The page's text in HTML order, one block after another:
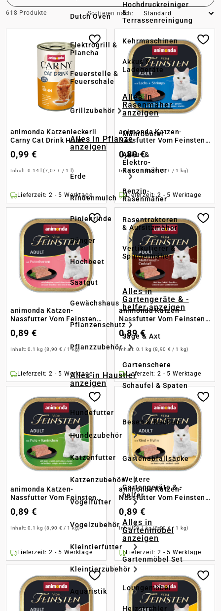
Dutch Oven
Elektrogrill &
Plancha
Feuerstelle &
Feuerschale
Grillzubehör
Alles in Pflanze
anzeigen
Erde
Rindenmulch
Pinienrinde
Dünger
Hochbeet
Saatgut
Gewächshaus
Pflanzenschutz
Pflanzzubehör
Alles in Haustier
anzeigen
Hundefutter
Hundezubehör
Katzenfutter
Katzenzubehör
Vogelfutter
Vogelzubehör
Kleintierfutter
Kleintierzubehör
Aquaristik
Hochdruckreiniger
&
Terrassenreinigung
Kehrmaschinen
Akkus &
Ladegeräte
Alles in
Rasenmäher
anzeigen
Mähroboter
Akku- &
Elektro-
Rasenmäher
Benzin-
Rasenmäher
Rasentraktoren
& Aufsitzmäher
Vertikutierer &
Spindelmäher
Alles in
Gartengeräte & -
helfer anzeigen
Säge & Axt
Gartenschere
Schaufel & Spaten
Besen & Rechen
Gartenabfallsäcke
Weitere
Gartengeräte & -
helfer
Alles in
Gartenmöbel
anzeigen
Gartenmöbel Set
Loungemöbel
Heizstrahler
618 Produkte Sortieren nach:
animonda Katzenleckerli
Carny Cat Drink Huhn
0,99 €
Inhalt: 0.14 l(7,07 € / 1 l)
Lieferzeit: 2 - 5 Werktage
animonda Katzen-
Nassfutter Vom Feinsten
0,89 €
Inhalt:0.1 kg(8,90 € / 1 kg)
Lieferzeit: 2 - 5 Werktage
animonda Katzen-
Nassfutter Vom Feinsten
0,89 €
Inhalt: 0.1 kg(8,90 € / 1 kg)
Lieferzeit: 2 - 5 Werktage
animonda Katzen-
Nassfutter Vom Feinsten
Adult Multifleisch-
Cocktail
0,89 €
Inhalt: 0.1 kg(8,90 € / 1 kg)
Lieferzeit: 2 - 5 Werktage
animonda Katzen-
Nassfutter Vom Feinsten
Adult Pute + Kaninchen
0,89 €
Inhalt: 0.1 kg(8,90 € / 1 kg)
Lieferzeit: 2 - 5 Werktage
animonda Katzen-
Nassfutter Vom Feinsten
Adult Rind + Huhn
0,89 €
Inhalt:0.1 kg(8,90 € / 1 kg)
Lieferzeit: 2 - 5 Werktage